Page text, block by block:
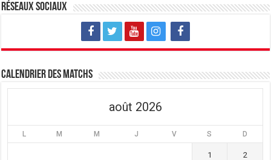
Réseaux sociaux
Calendrier des matchs
août 2026
L M M J V S D
1 2